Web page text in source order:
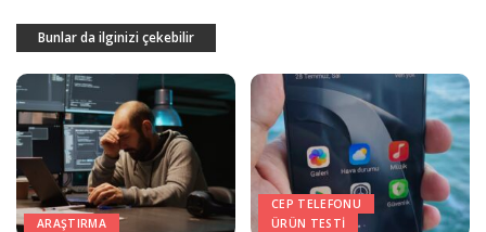
Bunlar da ilginizi çekebilir
ARAŞTIRMA
CEP TELEFONU
ÜRÜN TESTI